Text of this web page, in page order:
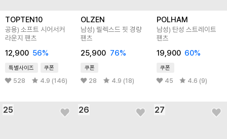
TOPTEN10
공용) 소프트 시어서커
라운지 팬츠
12,900 56%
특별사이즈 쿠폰
528 4.9 (146)
OLZEN
남성) 릴렉스드 핏 경량
팬츠
25,900 76%
쿠폰
28 4.9 (18)
POLHAM
남성) 탄성 스트레이트
팬츠
19,900 60%
쿠폰
45 4.6 (9)
25 26 27